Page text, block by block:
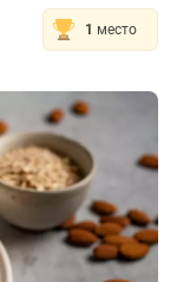
1 место